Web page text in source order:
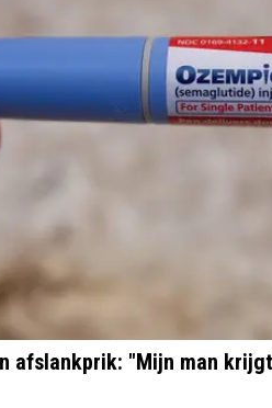
afslankprik: "Mijn man